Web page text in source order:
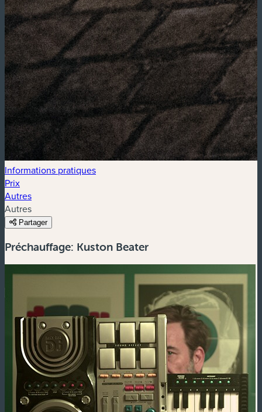
Informations pratiques
Prix
Autres
Autres
Partager
Préchauffage: Kuston Beater